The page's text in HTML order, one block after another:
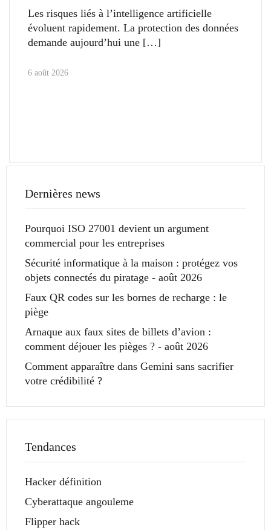
Les risques liés à l’intelligence artificielle
évoluent rapidement. La protection des données
demande aujourd’hui une
6 août 2026
Dernières news
Pourquoi ISO 27001 devient un argument
commercial pour les entreprises
Sécurité informatique à la maison : protégez vos
objets connectés du piratage - août 2026
Faux QR codes sur les bornes de recharge : le
piège
Arnaque aux faux sites de billets d’avion :
comment déjouer les pièges ? - août 2026
Comment apparaître dans Gemini sans sacrifier
votre crédibilité ?
Tendances
Hacker définition
Cyberattaque angouleme
Flipper hack